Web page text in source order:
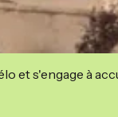
et s'engage à